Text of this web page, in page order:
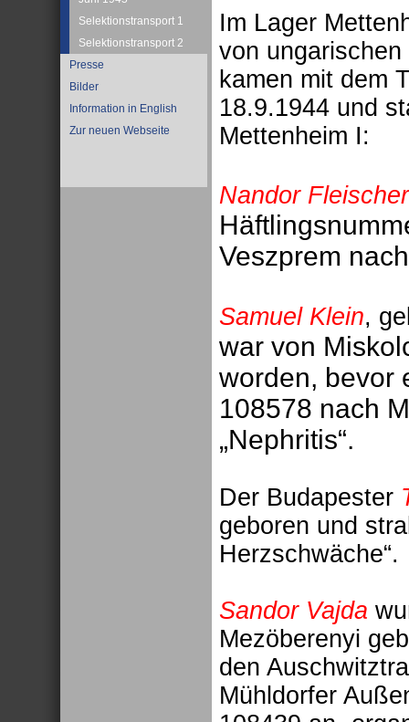
Selektionstransport 1
Selektionstransport 2
Presse
Bilder
Information in English
Zur neuen Webseite
Im Lager
von
kamen mit dem
18.9.1944 und
Mettenheim I:
Nandor Fleischer
Veszprem
Samuel Klein,
war von
worden, bevor
108578 nach
„Nephritis“.
Der Budapester
geboren und
Herzschwäche“.
Sandor Vajda
Mezöberenyi
den
Mühldorfer